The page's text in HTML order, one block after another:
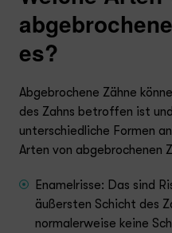
es?
Abgebrochene Zähne
des Zahns betroffen ist
unterschiedliche Formen
Arten von abgebrochenen
Enamelrisse: Das sind
äußersten Schicht des
normalerweise keine